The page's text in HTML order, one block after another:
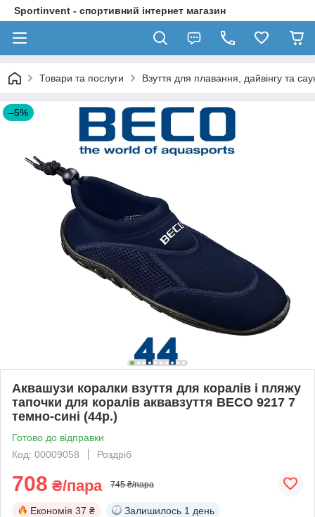
Sportinvent - спортивний інтернет магазин
Товари та послуги Взуття для плавання, дайвінгу та
–5%
Аквашузи коралки взуття для коралів і пляжу
тапочки для коралів аквавзуття BECO 9217 7
темно-сині (44р.)
Готово до відправки
Код: 00009058
Роздріб
708 ₴/пара 745 ₴/пара
Економія 37 ₴ Залишилось 1 день